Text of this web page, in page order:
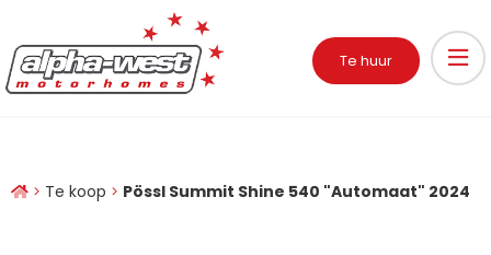
Te huur
Te koop Pössl Summit Shine 540 "Automaat" 2024